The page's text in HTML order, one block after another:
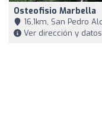
Osteofisio Marbella
16,1km, San Pedro
Ver dirección y